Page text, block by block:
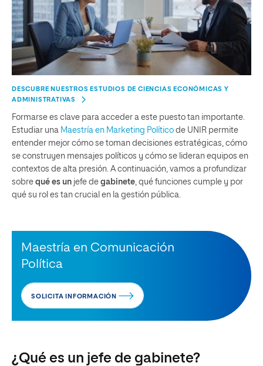
DESCUBRE NUESTROS ESTUDIOS DE CIENCIAS ECONÓMICAS Y
ADMINISTRATIVAS
Formarse es clave para acceder a este puesto tan importante.
Estudiar una Maestría en Marketing Político de UNIR permite
entender mejor cómo se toman decisiones estratégicas, cómo
se construyen mensajes políticos y cómo se lideran equipos en
contextos de alta presión. A continuación, vamos a profundizar
sobre qué es un jefe de gabinete , qué funciones cumple y por
qué su rol es tan crucial en la gestión pública.
Maestría en Comunicación
Política
SOLICITA INFORMACIÓN
¿Qué es un jefe de gabinete?